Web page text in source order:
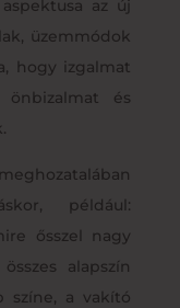
az új
üzemmódok
hogy izgalmat
és
például:
ősszel nagy
alapszín
színe, a vakító